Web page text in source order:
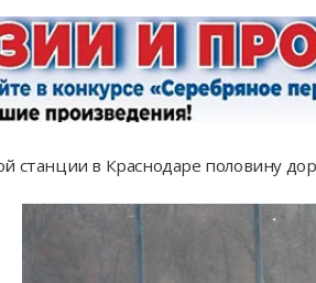
станции в Краснодаре половину